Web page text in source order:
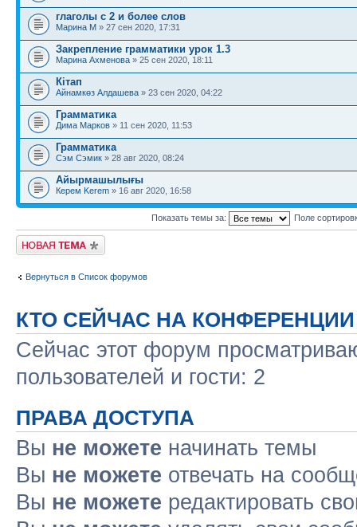
глаголы с 2 и более слов
Марина М » 27 сен 2020, 17:31
Закрепление грамматики урок 1.3
Марина Ахменова » 25 сен 2020, 18:11
Кітап
Айнамкөз Алдашева » 23 сен 2020, 04:22
Грамматика
Дима Марков » 11 сен 2020, 11:53
Грамматика
Сэм Сэмик » 28 авг 2020, 08:24
Айырмашылығы
Керем Kerem » 16 авг 2020, 16:58
Показать темы за: Поле
Новая тема
Вернуться в Список форумов
КТО СЕЙЧАС НА КОНФЕРЕНЦИИ
Сейчас этот форум
пользователей и гости: 2
ПРАВА ДОСТУПА
Вы не можете начинать темы
Вы не можете отвечать на
Вы не можете редактировать